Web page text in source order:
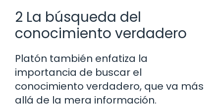
2 La búsqueda del
conocimiento verdadero
Platón también enfatiza la
importancia de buscar el
conocimiento verdadero, que va más
allá de la mera información.